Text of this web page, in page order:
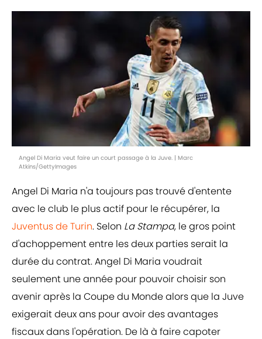
Angel Di Maria veut faire un court passage à la Juve. | Marc
Atkins/GettyImages
Angel Di Maria n'a toujours pas trouvé d'entente
avec le club le plus actif pour le récupérer, la
Juventus de Turin. Selon La Stampa, le gros point
d'achoppement entre les deux parties serait la
durée du contrat. Angel Di Maria voudrait
seulement une année pour pouvoir choisir son
avenir après la Coupe du Monde alors que la Juve
exigerait deux ans pour avoir des avantages
fiscaux dans l'opération. De là à faire capoter